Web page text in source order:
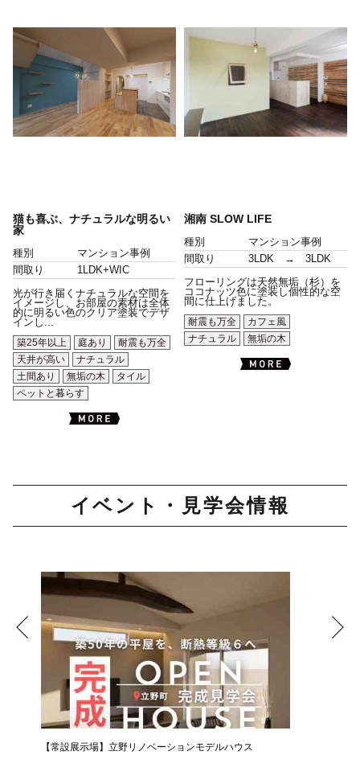
猫も喜ぶ、ナチュラルな明るい
家
種別
マンション事例
間取り
1LDK+WIC
光が行き届くナチュラルな空間を
イメージし、お部屋の素材は全体
的に明るい色のクリア塗装でデザ
インし...
築25年以上
庭あり
耐震も万全
天井が高い
ナチュラル
土間あり
無垢の木
タイル
ペットと暮らす
湘南 SLOW LIFE
種別
マンション事例
間取り
3LDK → 3LDK
フローリングは天然無垢（杉）を
ココナッツ色に塗装し個性的な空
間に仕上げました。
耐震も万全
カフェ風
ナチュラル
無垢の木
イベント・見学会情報
【常設展示場】立野リノベーションモデルハウス